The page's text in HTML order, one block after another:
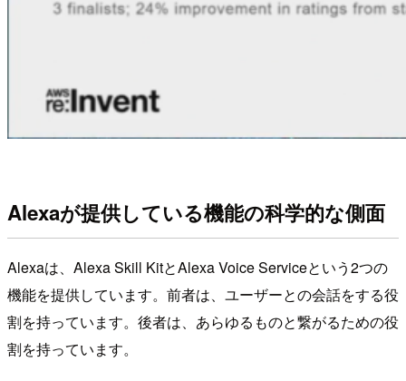
Alexaが提供している機能の科学的な側面
Alexaは、Alexa Skill KitとAlexa Voice Serviceという2つの
機能を提供しています。前者は、ユーザーとの会話をする役
割を持っています。後者は、あらゆるものと繋がるための役
割を持っています。